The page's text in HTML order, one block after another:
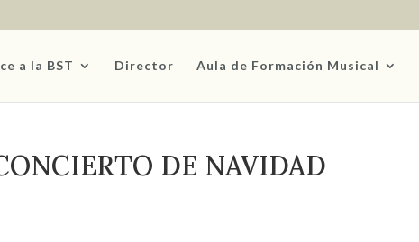
a la BST Director Aula de Formación Musical
DE NAVIDAD